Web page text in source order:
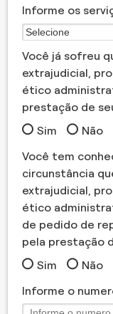
Informe os
Você já sofreu
extrajudicial,
ético
prestação de
Sim
Não
Você tem
circunstância
extrajudicial,
ético
de pedido de
pela prestação
Sim
Não
Informe o